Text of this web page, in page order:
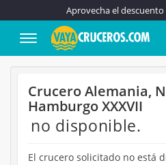
Aprovecha el
Crucero Alemania,
Hamburgo XXXVII
no disponible.
El crucero solicitado no está